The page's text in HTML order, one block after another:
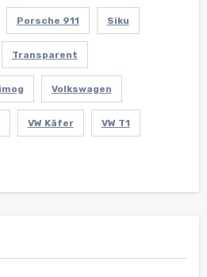
Porsche 911 Siku
Transparent
Volkswagen
VW Käfer VW T1